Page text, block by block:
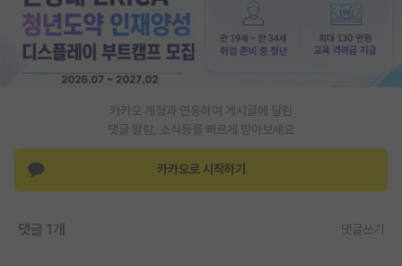
학술 정보 게시판
홍보 게시판
이벤트
재팬라운지 🌸
카카오 계정과 연동하여 게시글에 달린
댓글 알람, 소식등을 빠르게 받아보세요
카카오로 시작하기
댓글 1개 댓글쓰기